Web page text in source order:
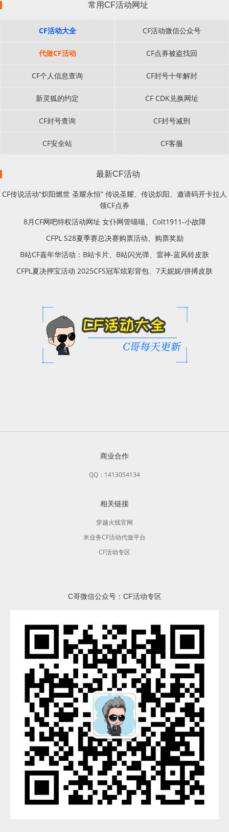
常用CF活动网址
CF活动大全 CF活动微信公众号
代做CF活动 CF点券被盗找回
CF个人信息查询 CF封号十年解封
新灵狐的约定 CF CDK兑换网址
CF封号查询 CF封号减刑
CF安全站 CF客服
最新CF活动
CF传说活动“炽阳燃世 圣耀永恒” 传说圣耀、传说炽阳、邀请码开卡拉人
领CF点券
8月CF网吧特权活动网址 女仆网管喵喵、Colt1911-小故障
CFPL S28夏季赛总决赛购票活动、购票奖励
B站CF嘉年华活动：B站卡片、B站闪光弹、雷神-蓝风铃皮肤
CFPL夏决押宝活动 2025CFS冠军炫彩背包、7天妮妮/拼搏皮肤
商业合作
QQ：1413054134
相关链接
穿越火线官网
米业务CF活动代做平台
CF活动专区
C哥微信公众号：CF活动专区